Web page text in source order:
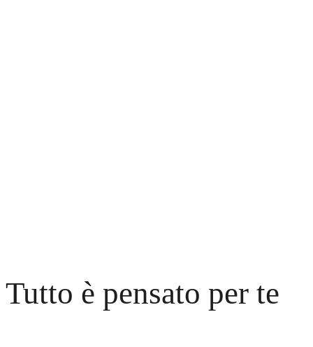
Tutto è pensato per te